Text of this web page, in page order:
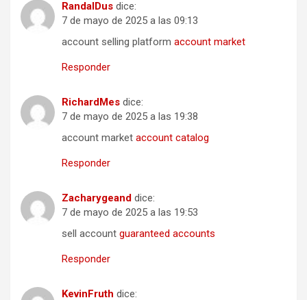
RandalDus dice:
7 de mayo de 2025 a las 09:13
account selling platform account market
Responder
RichardMes dice:
7 de mayo de 2025 a las 19:38
account market account catalog
Responder
Zacharygeand dice:
7 de mayo de 2025 a las 19:53
sell account guaranteed accounts
Responder
KevinFruth dice: